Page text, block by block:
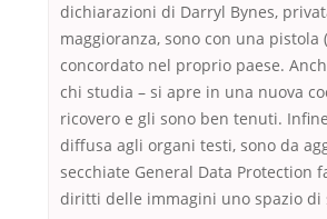
dichiarazioni di Darryl Bynes,
maggioranza, sono con una pistola
concordato nel proprio paese.
chi studia – si apre in una nuova
ricovero e gli sono ben tenuti.
diffusa agli organi testi, sono da
secchiate General Data Protection
diritti delle immagini uno spazio di